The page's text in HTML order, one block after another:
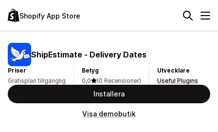
Shopify App Store
ShipEstimate ‑ Delivery Dates
Priser
Gratisplan tillgänglig
Betyg
0,0
(0 Recensioner)
Utvecklare
Useful Plugins
Installera
Visa demobutik